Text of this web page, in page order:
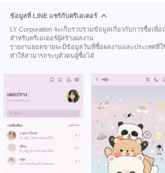
ข้อมูลที่ LINE แชร์กับครีเอเตอร์
LY Corporation จะเก็บรวบรวมข้อมูลเกี่ยวกับการซื้อเพื่
สำหรับครีเอเตอร์ผู้สร้างผลงาน
รายงานยอดขายจะมีข้อมูลวันที่ซื้อผลงานและประเทศที่
ทำให้สามารถระบุตัวตนผู้ซื้อได้